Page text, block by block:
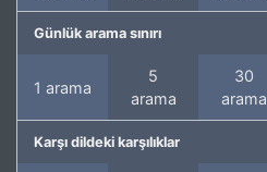
Günlük arama sınırı
1 arama
5
arama
30
arama
Karşı dildeki karşılıklar